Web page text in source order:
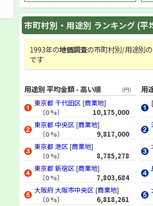
市町村別・用途別 ランキング (平
1993年の地価調査の市町村別/用途別
です
用途別 平均金額 - 高い順 (円)
東京都 千代田区 [商業地]
〔0 %〕
10,175,000
東京都 中央区 [商業地]
〔0 %〕
9,817,000
東京都 港区 [商業地]
〔0 %〕
8,785,278
東京都 新宿区 [商業地]
〔0 %〕
7,803,684
大阪府大阪市中央区 [商業地]
〔0 %〕
6,818,261
用
[